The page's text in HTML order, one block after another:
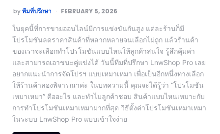
byทีมที่ปรึกษา FEBRUARY 5, 2026
ในยุคนี้ที่การขายออนไลน์มีการแข่งขันกันสูง แต่ละร้านก็มี
โปรโมชันลดราคาสินค้าที่หลากหลายจนเลือกไม่ถูก แล้วร้านค้า
ของเราจะเลือกทำโปรโมชันแบบไหนให้ลูกค้าสนใจ รู้สึกคุ้มค่า
และสามารถเอาชนะคู่แข่งได้ วันนี้ทีมที่ปรึกษา LnwShop Pro เลย
อยากแนะนำการจัดโปรฯ แบบเหมาเหมา เพื่อเป็นอีกหนึ่งทางเลือก
ให้ร้านค้าลองพิจารณาค่ะ ในบทความนี้ คุณจะได้รู้ว่า “โปรโมชัน
เหมาเหมา” คืออะไร และทำไมลูกค้าชอบ สินค้าแบบไหนเหมาะกับ
การทำโปรโมชันเหมาเหมามากที่สุด วิธีตั้งค่าโปรโมชันเหมาเหมา
ในระบบ LnwShop Pro แบบเข้าใจง่าย